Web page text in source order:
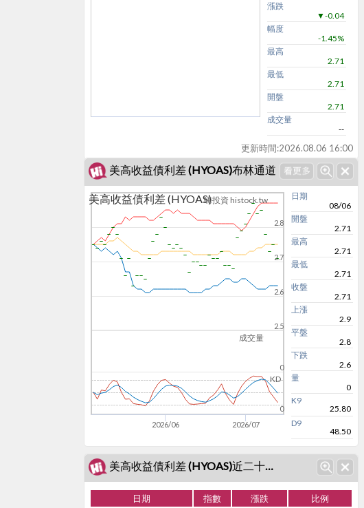
漲跌
▼-0.04
幅度
-1.45%
最高
2.71
最低
2.71
開盤
2.71
成交量
--
更新時間:2026.08.06 16:00
美高收益債利差 (HYOAS)布林通道
成交量
KD
美高收益債利差 (HYOAS)嗨投資 histock.tw
2026/06 2026/07
2.5
2.6
2.7
2.8
0
0
日期
08/06
開盤
2.71
最高
2.71
最低
2.71
收盤
2.71
上漲
2.9
平盤
2.8
下跌
2.6
量
0
K9
25.80
D9
48.50
美高收益債利差 (HYOAS)近二十日表現
日期 指數 漲跌
比例